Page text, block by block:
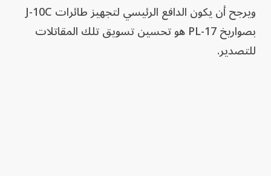
ويرجح أن يكون الدافع الرئيسي لتجهيز طائرات J-10C
بصواريخ PL-17 هو تحسين تسويق تلك المقاتلات
للتصدير.